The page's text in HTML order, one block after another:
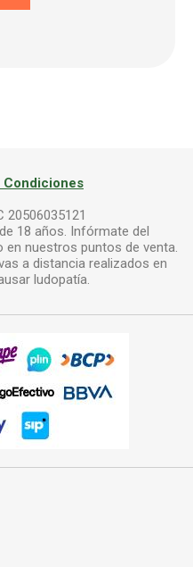
Condiciones
20506035121
18 años. Infórmate del
en nuestros puntos de venta.
a distancia realizados en
ludopatía.